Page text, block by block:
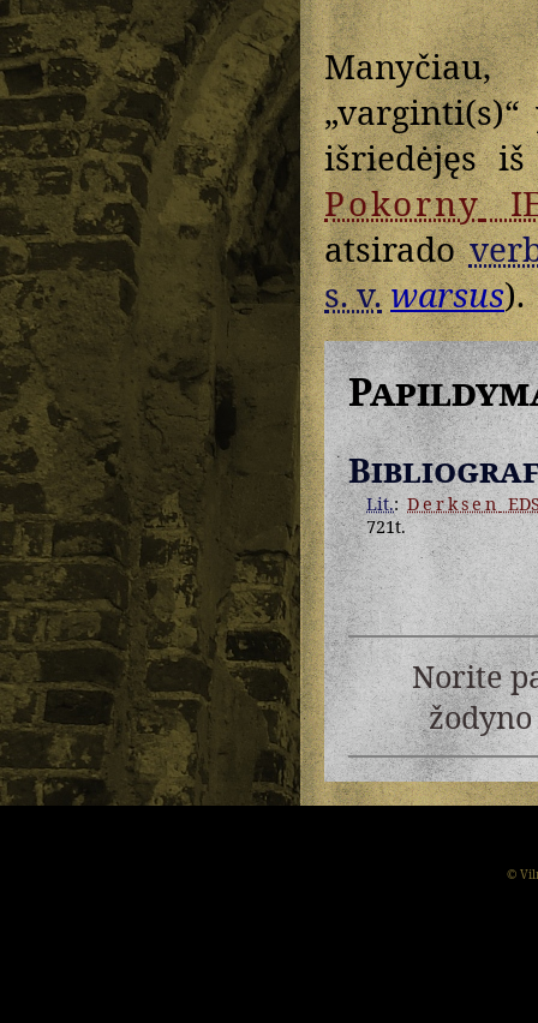
išriedėjęs
Pokorny
atsirado
s. v.warsus).
Lit.:Derksen
721t.
Norite
©